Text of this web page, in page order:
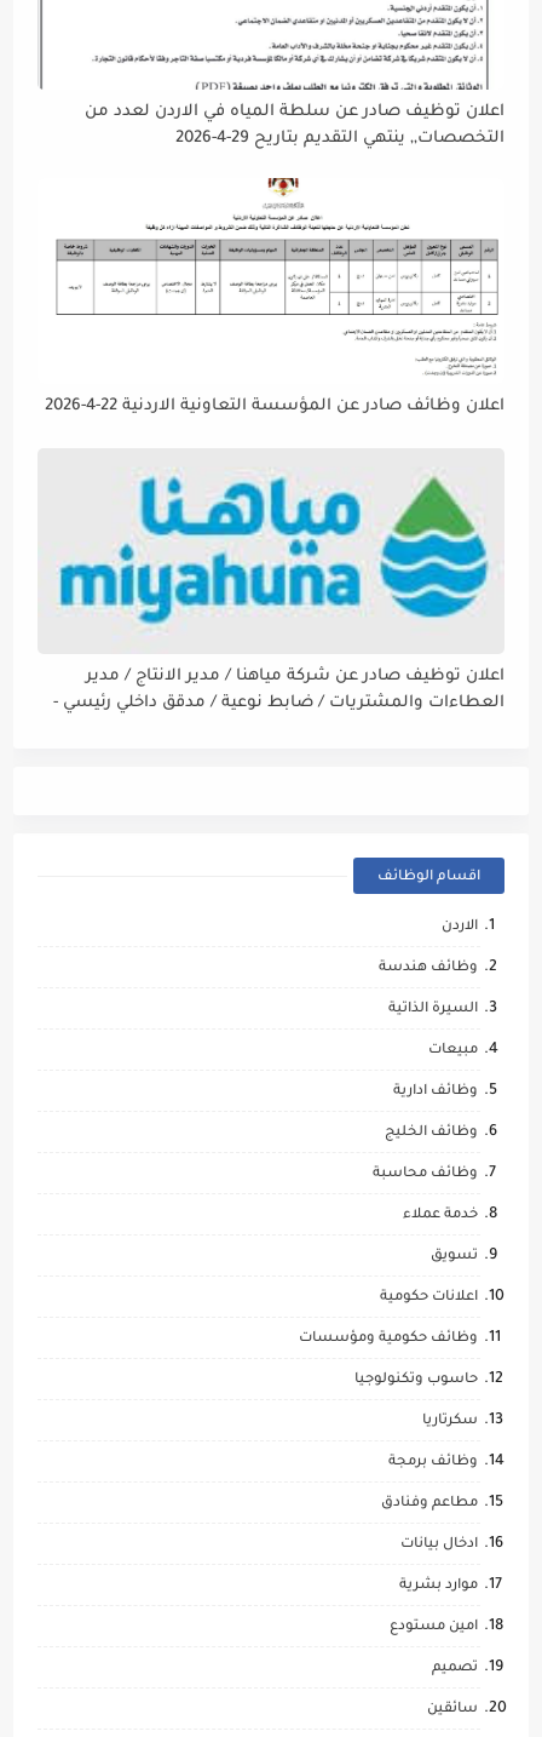
اعلان توظيف صادر عن سلطة المياه في الاردن لعدد من
التخصصات,, ينتهي التقديم بتاريح 29-4-2026
اعلان وظائف صادر عن المؤسسة التعاونية الاردنية 22-4-2026
اعلان توظيف صادر عن شركة مياهنا / مدير الانتاج / مدير
العطاءات والمشتريات / ضابط نوعية / مدقق داخلي رئيسي -
اقسام الوظائف
الاردن
وظائف هندسة
السيرة الذاتية
مبيعات
وظائف ادارية
وظائف الخليج
وظائف محاسبة
خدمة عملاء
تسويق
اعلانات حكومية
وظائف حكومية ومؤسسات
حاسوب وتكنولوجيا
سكرتاريا
وظائف برمجة
مطاعم وفنادق
ادخال بيانات
موارد بشرية
امين مستودع
تصميم
سائقين